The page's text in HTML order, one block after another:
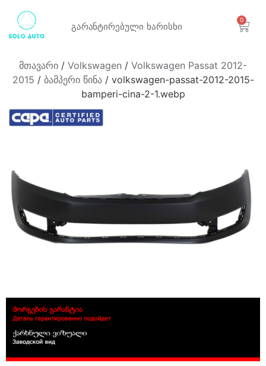
გარანტირებული ხარისხი
0
მთავარი / Volkswagen / Volkswagen Passat 2012-
2015 / ბამპერი წინა/ volkswagen-passat-2012-2015-
bamperi-cina-2-1.webp